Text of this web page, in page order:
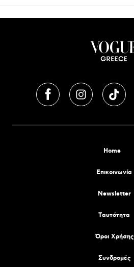
Home
Επικοινωνία
Newsletter
Tαυτότητα
Όροι Χρήσης
Συνδρομές